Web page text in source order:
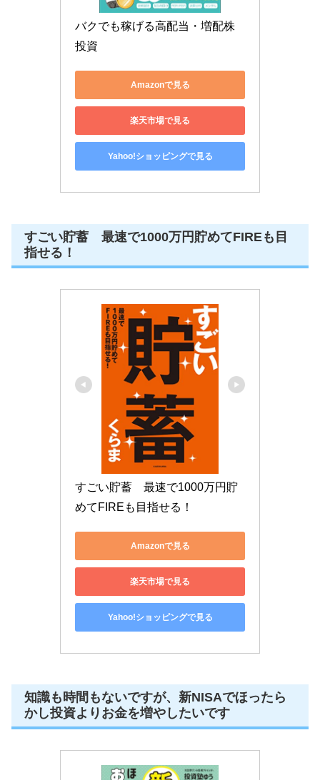
バクでも稼げる高配当・増配株
投資
Amazonで見る
楽天市場で見る
Yahoo!ショッピングで見る
すごい貯蓄 最速で1000万円貯めてFIREも目
指せる！
すごい貯蓄　最速で1000万円貯
めてFIREも目指せる！
Amazonで見る
楽天市場で見る
Yahoo!ショッピングで見る
知識も時間もないですが、新NISAでほったら
かし投資よりお金を増やしたいです